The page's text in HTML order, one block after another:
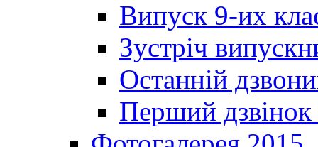
Випуск 9-их
Зустріч
Останній
Перший